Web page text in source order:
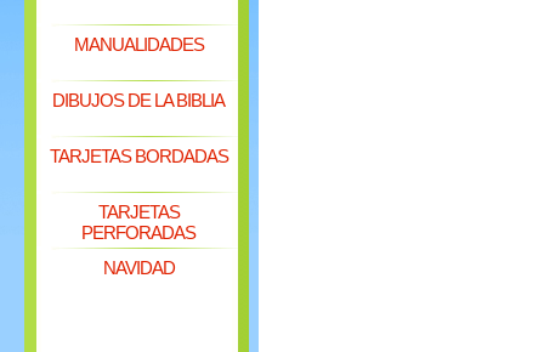
MANUALIDADES
DIBUJOS DE LA BIBLIA
TARJETAS BORDADAS
TARJETAS
PERFORADAS
NAVIDAD